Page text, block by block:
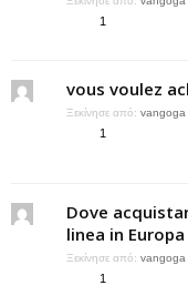
1
vous voulez
Ξεκίνησε από: vangoga
1
Dove
linea in Europa
Ξεκίνησε από: vangoga
1